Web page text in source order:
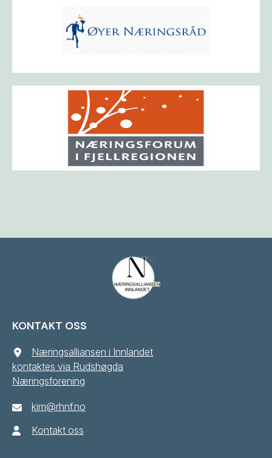
KONTAKT OSS
Næringsalliansen i Innlandet
kontaktes via Rudshøgda
Næringsforening
kim@rhnf.no
Kontakt oss